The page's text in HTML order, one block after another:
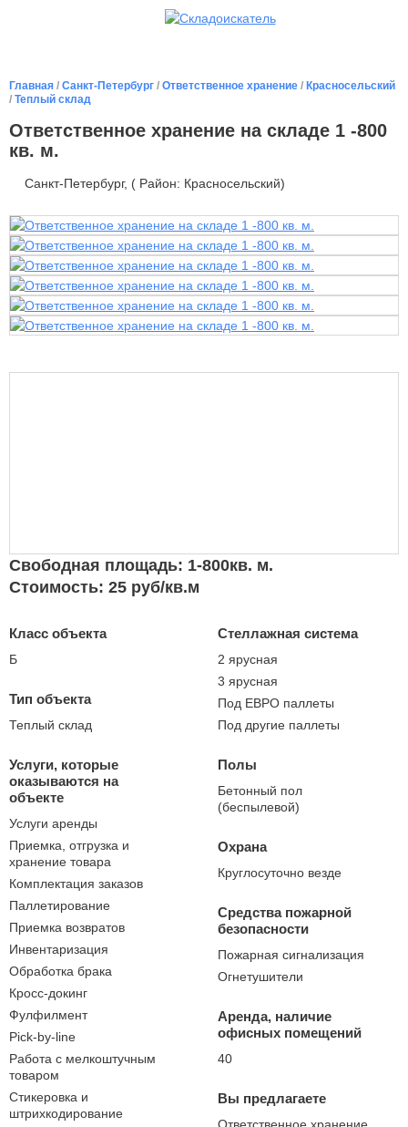
Главная / Санкт-Петербург / Ответственное хранение / Красносельский
/ Теплый склад
Ответственное хранение на складе 1 -800
кв. м.
Санкт-Петербург, ( Район: Красносельский)
Свободная площадь: 1-800кв. м.
Стоимость: 25 руб/кв.м
Класс объекта
Б
Тип объекта
Теплый склад
Услуги, которые
оказываются на
объекте
Услуги аренды
Приемка, отгрузка и
хранение товара
Комплектация заказов
Паллетирование
Приемка возвратов
Инвентаризация
Обработка брака
Кросс-докинг
Фулфилмент
Pick-by-line
Работа с мелкоштучным
товаром
Стикеровка и
штрихкодирование
Стеллажная система
2 ярусная
3 ярусная
Под ЕВРО паллеты
Под другие паллеты
Полы
Бетонный пол
(беспылевой)
Охрана
Круглосуточно везде
Средства пожарной
безопасности
Пожарная сигнализация
Огнетушители
Аренда, наличие
офисных помещений
40
Вы предлагаете